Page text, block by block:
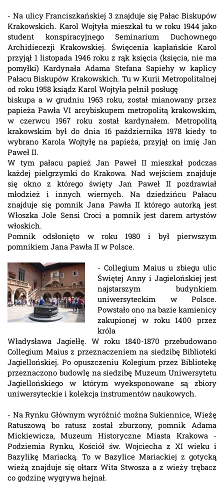
- Na ulicy Franciszkańskiej 3 znajduje się Pałac Biskupów
Krakowskich. Karol Wojtyła mieszkał tu w roku 1944 jako
student konspiracyjnego Seminarium Duchownego
Archidiecezji Krakowskiej. Święcenia kapłańskie Karol
przyjął 1 listopada 1946 roku z rąk księcia (księcia, nie ma
pomyłki) Kardynała Adama Stefana Sapiehy w kaplicy
Pałacu Biskupów Krakowskich. Tu w Kurii Metropolitalnej
od roku 1958 ksiądz Karol Wojtyła pełnił posługę
biskupa a w grudniu 1963 roku, został mianowany przez
papieża Pawła VI arcybiskupem metropolitą krakowskim,
w czerwcu 1967 roku został kardynałem. Metropolitą
krakowskim był do dnia 16 października 1978 kiedy to
wybrano Karola Wojtyłę na papieża, przyjął on imię Jan
Paweł II.
W tym pałacu papież Jan Paweł II mieszkał podczas
każdej pielgrzymki do Krakowa. Nad wejściem znajduje
się okno z którego święty Jan Paweł II pozdrawiał
młodzież i innych wiernych. Na dziedzińcu Pałacu
znajduje się pomnik Jana Pawła II którego autorką jest
Włoszka Jole Sensi Croci a pomnik jest darem artystów
włoskich.
Pomnik odsłonięto w roku 1980 i był pierwszym
pomnikiem Jana Pawła II w Polsce.
- Collegium Maius u zbiegu ulic
Świętej Anny i Jagielońskiej jest
najstarszym budynkiem
uniwersyteckim w Polsce.
Powstało ono na bazie kamienicy
zakupionej w roku 1400 przez
króla
Władysława Jagiełłę. W roku 1840-1870 przebudowano
Collegium Maius z przeznaczeniem na siedzibę Biblioteki
Jagiellońskiej. Po opuszczeniu Kolegium przez Bibliotekę
przeznaczono budowlę na siedzibę Muzeum Uniwersytetu
Jagiellońskiego w którym wyeksponowane są zbiory
uniwersyteckie i kolekcja instrumentów naukowych.
- Na Rynku Głównym wyróżnić można Sukiennice, Wieżę
Ratuszową bo ratusz został zburzony, pomnik Adama
Mickiewicza, Muzeum Historyczne Miasta Krakowa -
Podziemia Rynku, Kościół św. Wojciecha z XI wieku i
Bazylikę Mariacką. To w Bazylice Mariackiej z gotycką
wieżą znajduje się ołtarz Wita Stwosza a z wieży trębacz
co godzinę wygrywa hejnał.